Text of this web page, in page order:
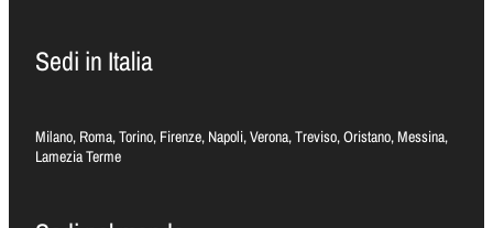
Sedi in Italia
Milano, Roma, Torino, Firenze, Napoli, Verona, Treviso, Oristano, Messina,
Lamezia Terme